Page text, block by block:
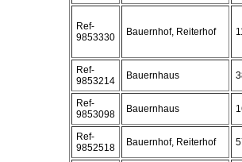
Ref-
9853330
Bauernhof, Reiterhof
Ref-
9853214
Bauernhaus
Ref-
9853098
Bauernhaus
Ref-
9852518
Bauernhof, Reiterhof